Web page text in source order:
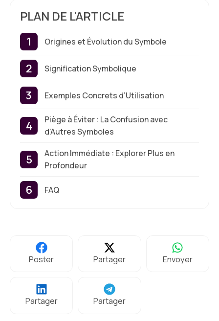
PLAN DE L'ARTICLE
Origines et Évolution du Symbole
Signification Symbolique
Exemples Concrets d’Utilisation
Piège à Éviter : La Confusion avec
d’Autres Symboles
Action Immédiate : Explorer Plus en
Profondeur
FAQ
Poster Partager Envoyer
Partager Partager